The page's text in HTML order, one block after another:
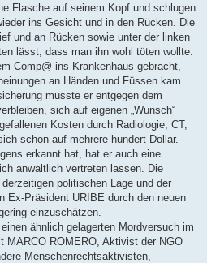
Flasche auf seinem Kopf und schlugen
ins Gesicht und in den Rücken. Die
und an Rücken sowie unter der linken
lässt, dass man ihn wohl töten wollte.
Comp@ ins Krankenhaus gebracht,
an Händen und Füssen kam.
musste er entgegen dem
sich auf eigenen „Wunsch“
Kosten durch Radiologie, CT,
schon auf mehrere hundert Dollar.
erkannt hat, hat er auch eine
anwaltlich vertreten lassen. Die
politischen Lage und der
Ex-Präsident URIBE durch den neuen
einzuschätzen.
ähnlich gelagerten Mordversuch im
MARCO ROMERO, Aktivist der NGO
Menschenrechtsaktivisten,